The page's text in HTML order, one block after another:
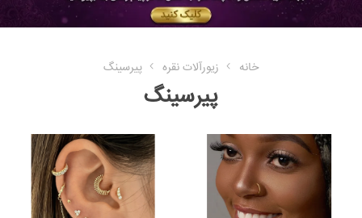
خانه زیورآلات نقره پیرسینگ
پیرسینگ